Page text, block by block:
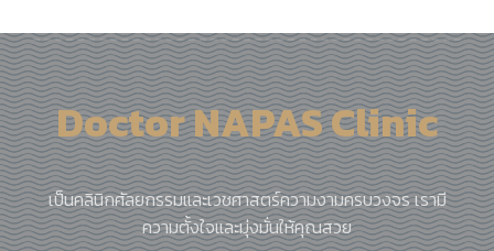
Doctor NAPAS Clinic
เป็นคลินิกศัลยกรรมและเวชศาสตร์ความงามครบวงจร เรามี
ความตั้งใจและมุ่งมั่นให้คุณสวย